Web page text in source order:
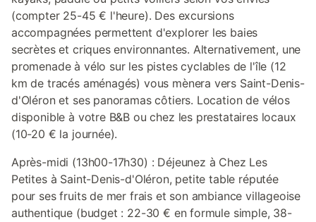
(compter 25-45 € l'heure). Des excursions
accompagnées permettent d'explorer les baies
secrètes et criques environnantes. Alternativement, une
promenade à vélo sur les pistes cyclables de l'île (12
km de tracés aménagés) vous mènera vers Saint-Denis-
d'Oléron et ses panoramas côtiers. Location de vélos
disponible à votre B&B ou chez les prestataires locaux
(10-20 € la journée).
Après-midi (13h00-17h30) : Déjeunez à Chez Les
Petites à Saint-Denis-d'Oléron, petite table réputée
pour ses fruits de mer frais et son ambiance villageoise
authentique (budget : 22-30 € en formule simple, 38-